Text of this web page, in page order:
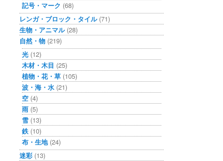
記号・マーク (68)
レンガ・ブロック・タイル(71)
生物・アニマル(28)
自然・物 (219)
光 (12)
木材・木目 (25)
植物・花・草 (105)
波・海・水 (21)
空 (4)
雨 (5)
雪 (13)
鉄 (10)
布・生地(24)
迷彩 (13)